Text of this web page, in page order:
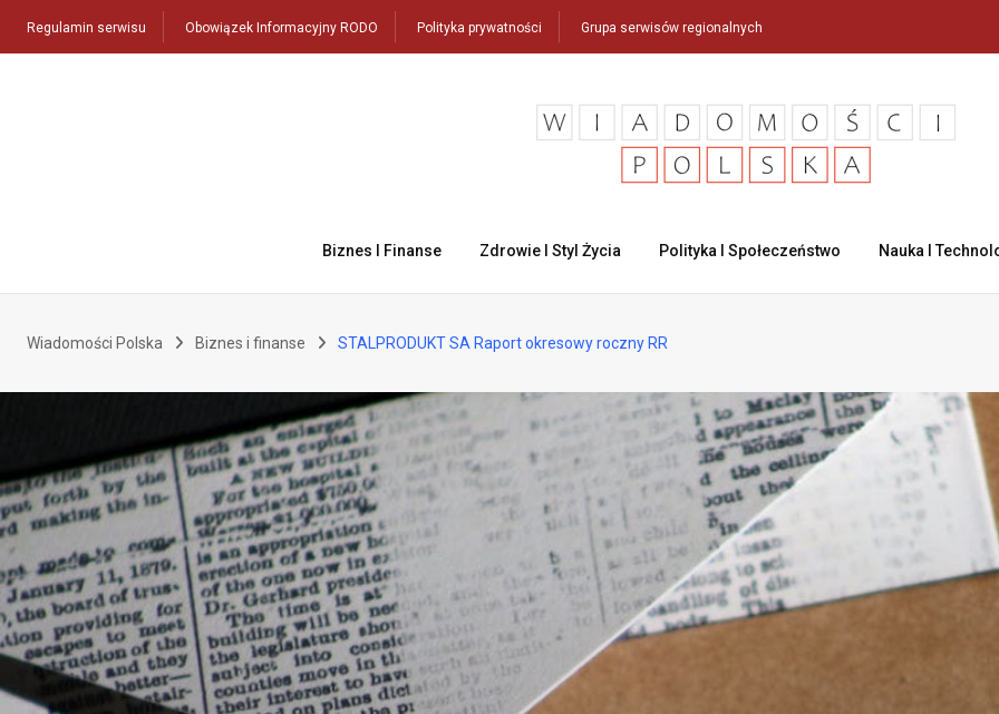
Regulamin serwisu Obowiązek Informacyjny RODO Polityka prywatności Grupa serwisów regionalnych
Biznes I Finanse Zdrowie I Styl Życia Polityka I Społeczeństwo Nauka I
Wiadomości Polska Biznes i finanse STALPRODUKT SA Raport okresowy roczny RR